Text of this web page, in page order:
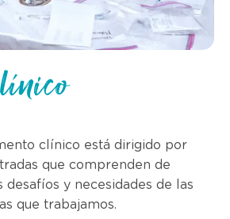
clínico está dirigido por
que comprenden de
y necesidades de las
que trabajamos.